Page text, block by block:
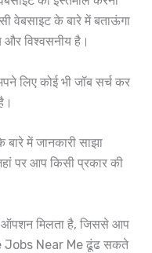
वेबसाइट के बारे में बताऊंगा
और विश्वसनीय है।
लिए कोई भी जॉब सर्च कर
में जानकारी साझा
पर आप किसी प्रकार की
मिलता है, जिससे आप
Jobs Near Me ढूंढ सकते